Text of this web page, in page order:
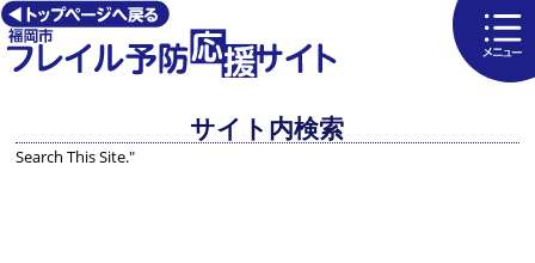
サイト内検索
Search This Site."